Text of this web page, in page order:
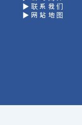
▶联系我们
▶网站地图